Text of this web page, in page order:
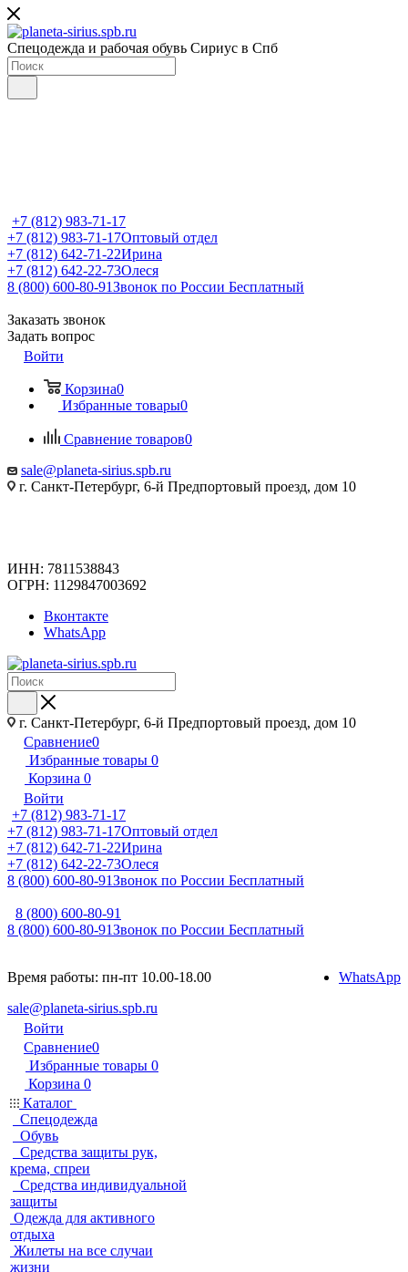
Спецодежда и рабочая обувь Сириус в Спб
+7 (812) 983-71-17
+7 (812) 983-71-17Оптовый отдел
+7 (812) 642-71-22Ирина
+7 (812) 642-22-73Олеся
8 (800) 600-80-91Звонок по России Бесплатный
Заказать звонок
Задать вопрос
Войти
Корзина0
Избранные товары0
Сравнение товаров0
sale@planeta-sirius.spb.ru
г. Санкт-Петербург, 6-й Предпортовый проезд, дом 10
ИНН: 7811538843
ОГРН: 1129847003692
Вконтакте
WhatsApp
г. Санкт-Петербург, 6-й Предпортовый проезд, дом 10
Сравнение0
Избранные товары 0
Корзина 0
Войти
+7 (812) 983-71-17
+7 (812) 983-71-17Оптовый отдел
+7 (812) 642-71-22Ирина
+7 (812) 642-22-73Олеся
8 (800) 600-80-91Звонок по России Бесплатный
8 (800) 600-80-91
8 (800) 600-80-91Звонок по России Бесплатный
Время работы: пн-пт 10.00-18.00
sale@planeta-sirius.spb.ru
WhatsApp
Войти
Сравнение0
Избранные товары 0
Корзина 0
Каталог
Спецодежда
Обувь
Средства защиты рук,
крема, спреи
Средства индивидуальной
защиты
Одежда для активного
отдыха
Жилеты на все случаи
жизни